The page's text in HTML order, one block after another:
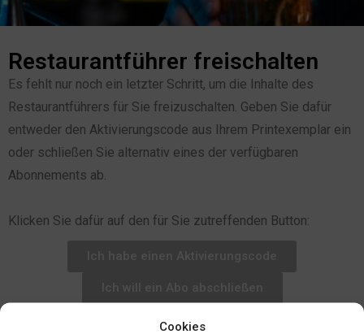
Cookies
Restaurantführer freischalten
Es fehlt nur noch ein letzter Schritt, um die Inhalte des
Restaurantführers für Sie freizuschalten. Geben Sie dafür
entweder den Aktivierungscode aus Ihrem Printexemplar ein
oder schließen Sie alternativ eines der verfügbaren
Abonnements ab.
Klicken Sie dafür auf den für Sie zutreffenden Button: